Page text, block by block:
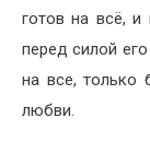
готов на всё, и
перед силой
на все, только
любви.